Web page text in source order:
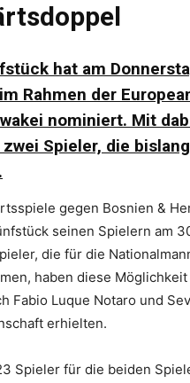
hat am
Rahmen der
nominiert. Mit
Spieler, die
gegen Bosnien &
seinen Spielern am
die für die
haben diese
Fabio Luque Notaro und
erhielten.
Spieler für die beiden